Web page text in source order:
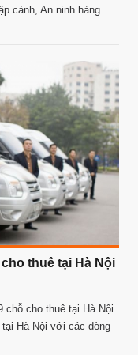
cảnh, An ninh hàng
thuê tại Hà Nội
chỗ cho thuê tại Hà Nội
Hà Nội với các dòng